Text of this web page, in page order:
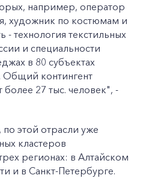
например, оператор
художник по костюмам и
- технология текстильных
и специальности
в 80 субъектах
Общий контингент
27 тыс. человек", -
этой отрасли уже
кластеров
регионах: в Алтайском
и в Санкт-Петербурге.